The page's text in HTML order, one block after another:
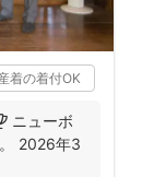
着の着付OK
ニューボ
2026年3